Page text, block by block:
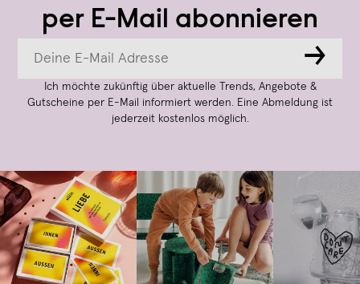
per E-Mail abonnieren
→
Ich möchte zukünftig über aktuelle Trends, Angebote &
Gutscheine per E-Mail informiert werden. Eine Abmeldung ist
jederzeit kostenlos möglich.